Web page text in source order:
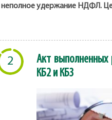
неполное удержание НДФЛ.
2
Акт
КБ2 и КБ3